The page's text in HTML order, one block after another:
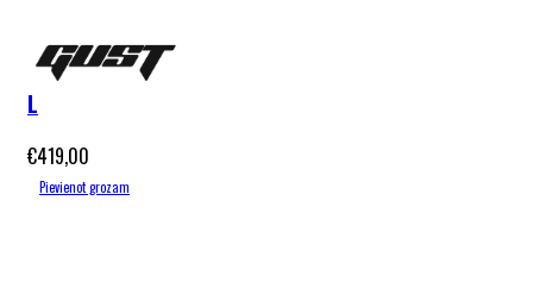
Gust Excel
2026 Gold
L
€419,00
Pievienot grozam